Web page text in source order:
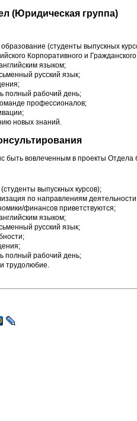
(Юридическая группа)
(студенты выпускных
Корпоративного и
языком;
русский язык;
полный рабочий день;
профессионалов;
новых знаний.
вовлеченным в проекты Отдела
выпускных курсов);
по направлениям
финансов приветствуются;
языком;
русский язык;
полный рабочий день;
трудолюбие.